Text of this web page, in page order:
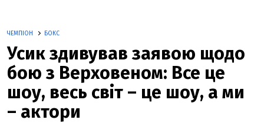
ЧЕМПІОН БОКС
Усик здивував заявою щодо
бою з Верховеном: Все це
шоу, весь світ – це шоу, а ми
– актори